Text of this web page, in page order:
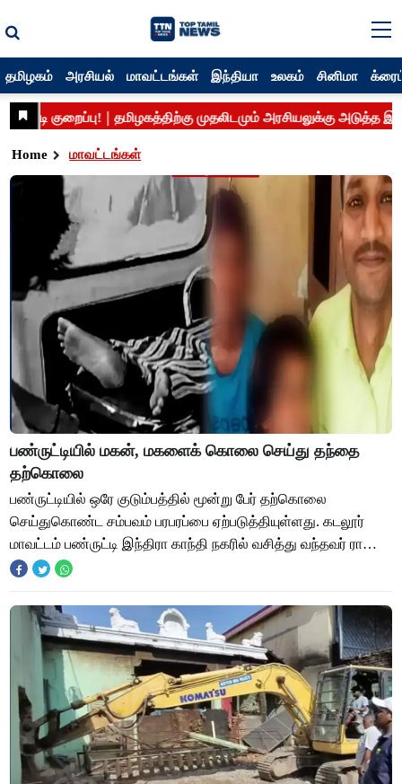
தமிழகம் அரசியல் மாவட்டங்கள் இந்தியா உலகம் சினிமா
Home மாவட்டங்கள்
பண்ருட்டியில் மகன், மகளைக் கொலை செய்து தந்தை
தற்கொலை
பண்ருட்டியில் ஒரே குடும்பத்தில் மூன்று பேர் தற்கொலை
செய்துகொண்ட சம்பவம் பரபரப்பை ஏற்படுத்தியுள்ளது. கடலூர்
மாவட்டம் பண்ருட்டி இந்திரா காந்தி நகரில் வசித்து வந்தவர் ராஜா
(40) விவசாயி ஆன இவர் மனைவி மற்